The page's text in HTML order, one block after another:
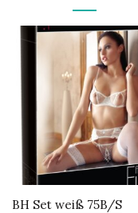
BH Set weiß 75B/S